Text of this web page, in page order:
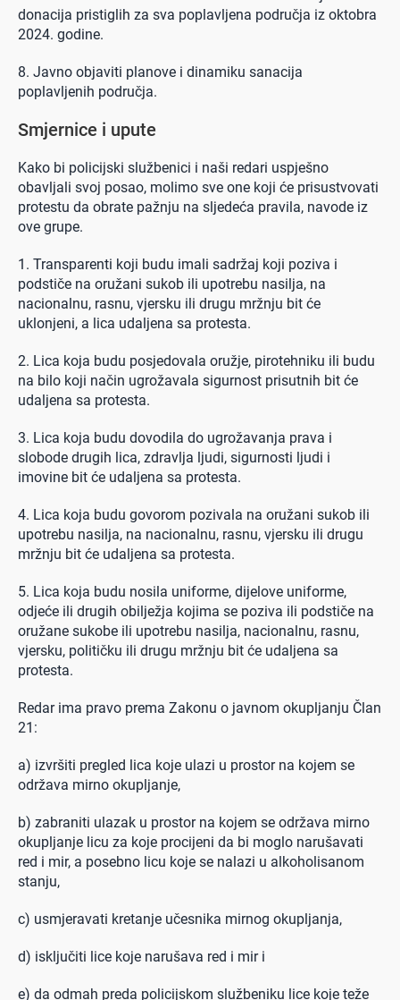
donacija pristiglih za sva poplavljena područja iz oktobra
2024. godine.
8. Javno objaviti planove i dinamiku sanacija
poplavljenih područja.
Smjernice i upute
Kako bi policijski službenici i naši redari uspješno
obavljali svoj posao, molimo sve one koji će prisustvovati
protestu da obrate pažnju na sljedeća pravila, navode iz
ove grupe.
1. Transparenti koji budu imali sadržaj koji poziva i
podstiče na oružani sukob ili upotrebu nasilja, na
nacionalnu, rasnu, vjersku ili drugu mržnju bit će
uklonjeni, a lica udaljena sa protesta.
2. Lica koja budu posjedovala oružje, pirotehniku ili budu
na bilo koji način ugrožavala sigurnost prisutnih bit će
udaljena sa protesta.
3. Lica koja budu dovodila do ugrožavanja prava i
slobode drugih lica, zdravlja ljudi, sigurnosti ljudi i
imovine bit će udaljena sa protesta.
4. Lica koja budu govorom pozivala na oružani sukob ili
upotrebu nasilja, na nacionalnu, rasnu, vjersku ili drugu
mržnju bit će udaljena sa protesta.
5. Lica koja budu nosila uniforme, dijelove uniforme,
odjeće ili drugih obilježja kojima se poziva ili podstiče na
oružane sukobe ili upotrebu nasilja, nacionalnu, rasnu,
vjersku, političku ili drugu mržnju bit će udaljena sa
protesta.
Redar ima pravo prema Zakonu o javnom okupljanju Član
21:
a) izvršiti pregled lica koje ulazi u prostor na kojem se
održava mirno okupljanje,
b) zabraniti ulazak u prostor na kojem se održava mirno
okupljanje licu za koje procijeni da bi moglo narušavati
red i mir, a posebno licu koje se nalazi u alkoholisanom
stanju,
c) usmjeravati kretanje učesnika mirnog okupljanja,
d) isključiti lice koje narušava red i mir i
e) da odmah preda policijskom službeniku lice koje teže